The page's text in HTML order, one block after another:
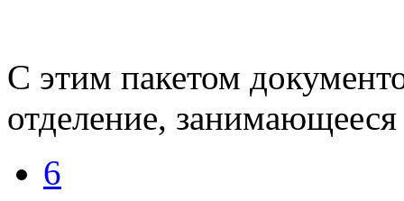
С этим пакетом
отделение,
6